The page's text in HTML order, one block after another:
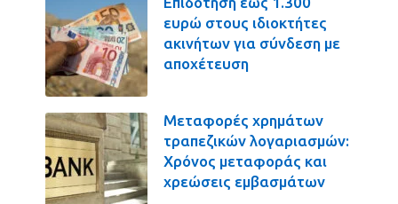
ευρώ στους ιδιοκτήτες
ακινήτων για σύνδεση με
αποχέτευση
Μεταφορές χρημάτων
τραπεζικών λογαριασμών:
Χρόνος μεταφοράς και
χρεώσεις εμβασμάτων